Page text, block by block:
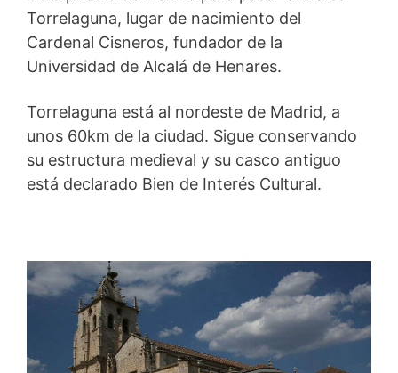
Torrelaguna, lugar de nacimiento del
Cardenal Cisneros, fundador de la
Universidad de Alcalá de Henares.
Torrelaguna está al nordeste de Madrid, a
unos 60km de la ciudad. Sigue conservando
su estructura medieval y su casco antiguo
está declarado Bien de Interés Cultural.